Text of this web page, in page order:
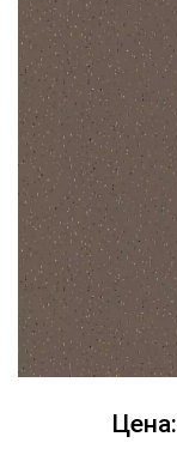
Цена: